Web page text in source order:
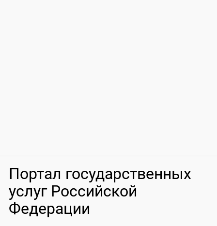
Портал государственных
услуг Российской
Федерации